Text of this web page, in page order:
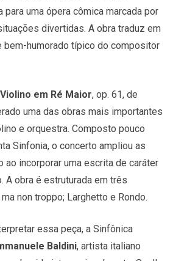
uma ópera cômica marcada por
divertidas. A obra traduz em
bem-humorado típico do compositor
em Ré Maior, op. 61, de
uma das obras mais importantes
e orquestra. Composto pouco
Sinfonia, o concerto ampliou as
ao incorporar uma escrita de caráter
A obra é estruturada em três
non troppo; Larghetto e Rondo.
essa peça, a Sinfônica
Baldini, artista italiano